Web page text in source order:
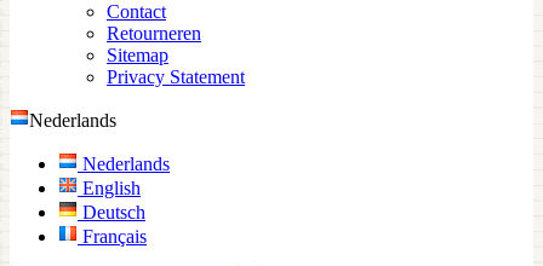
Contact
Retourneren
Sitemap
Privacy Statement
Nederlands
Nederlands
English
Deutsch
Français